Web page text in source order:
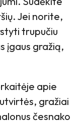
Jei norite,
trupučiu
įgaus gražią,
apie
gražiai
česnako